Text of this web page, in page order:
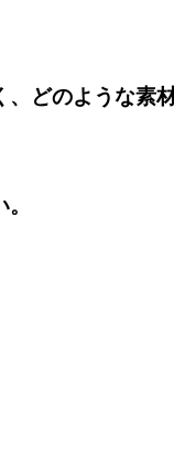
どのような素